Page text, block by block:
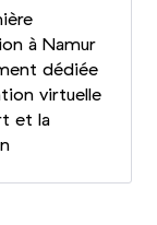
à Namur
dédiée
virtuelle
et la